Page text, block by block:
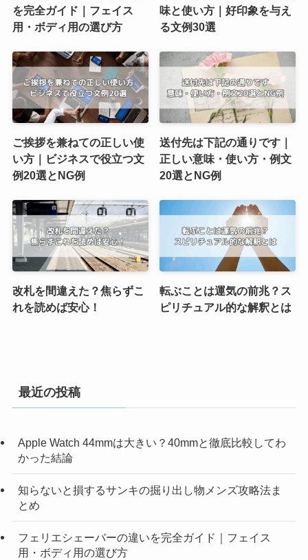
を完全ガイド｜フェイス
用・ボディ用の選び方
味と使い方｜好印象を与え
る文例30選
ご挨拶を兼ねての正しい使
い方｜ビジネスで役立つ文
例20選とNG例
送付先は下記の通りです｜
正しい意味・使い方・例文
20選とNG例
改札を間違えた？焦らずこ
れを読めば安心！
転ぶことは運気の前兆？ス
ピリチュアル的な解釈とは
最近の投稿
Apple Watch 44mmは大きい？40mmと徹底比較してわ
かった結論
知らないと損するサンキの掘り出し物メンズ攻略法ま
とめ
フェリエシェーバーの違いを完全ガイド｜フェイス
用・ボディ用の選び方